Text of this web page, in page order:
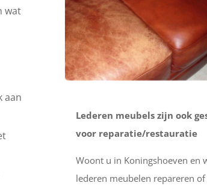
wat
aan
Lederen meubels zijn ook
voor reparatie/restauratie
Woont u in Koningshoeven en
lederen meubelen repareren